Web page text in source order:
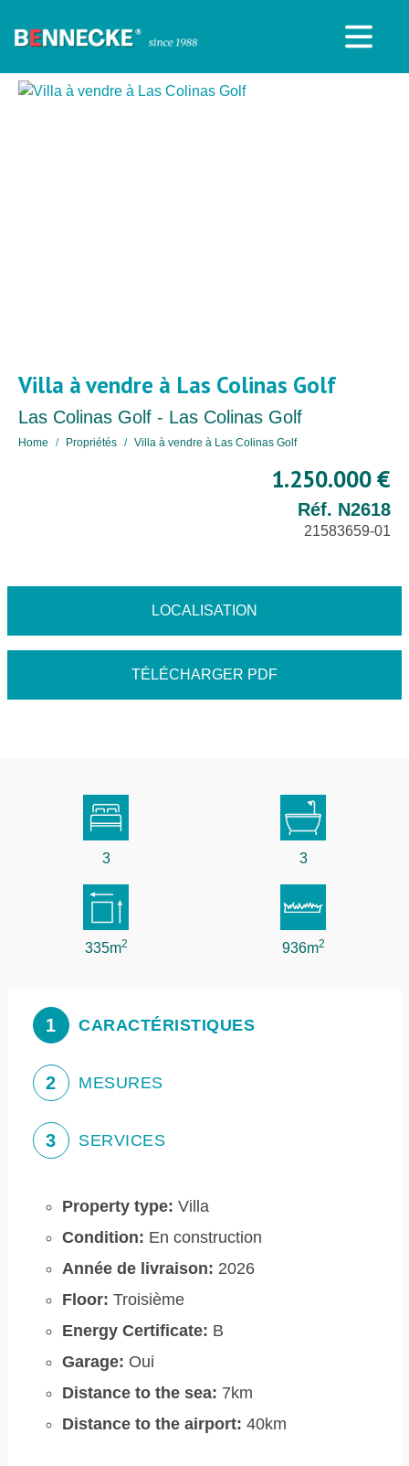
Villa à vendre à Las Colinas Golf
Las Colinas Golf - Las Colinas Golf
Home Propriétés Villa à vendre à Las Colinas Golf
1.250.000 €
Réf. N2618
21583659-01
LOCALISATION
TÉLÉCHARGER PDF
3 3
335m2 936m2
1 CARACTÉRISTIQUES
2 MESURES
3 SERVICES
Property type: Villa
Condition: En construction
Année de livraison: 2026
Floor: Troisième
Energy Certificate: B
Garage: Oui
Distance to the sea: 7km
Distance to the airport: 40km